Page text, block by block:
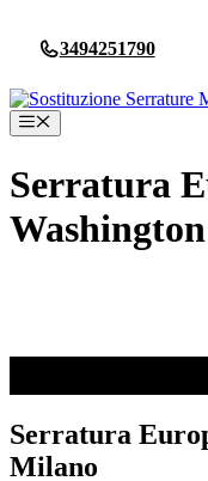
contenuto
3494251790
Menu
Serratura
Serratura
Milano